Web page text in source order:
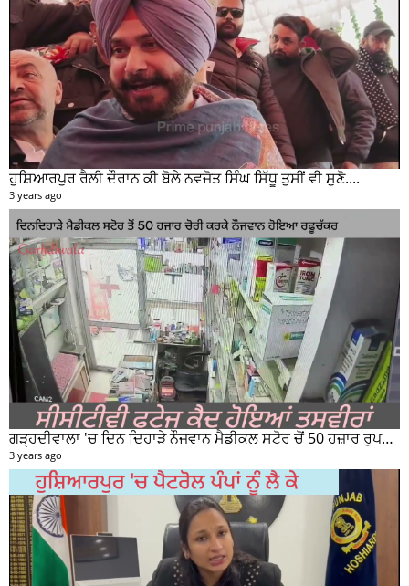
ਹੁਸ਼ਿਆਰਪੁਰ ਰੈਲੀ ਦੌਰਾਨ ਕੀ ਬੋਲੇ ਨਵਜੋਤ ਸਿੰਘ ਸਿੱਧੂ ਤੁਸੀਂ ਵੀ ਸੁਣੋ....
3 years ago
ਗੜ੍ਹਦੀਵਾਲਾ 'ਚ ਦਿਨ ਦਿਹਾੜੇ ਨੌਜਵਾਨ ਮੈਡੀਕਲ ਸਟੋਰ ਚੋਂ 50 ਹਜ਼ਾਰ ਰੁਪਏ ਦੀ ਨਕਦੀ ਚੋਰੀ ਕਰਕੇ ਹੋਇਆ ਰਫੂਚੱਕਰ
3 years ago